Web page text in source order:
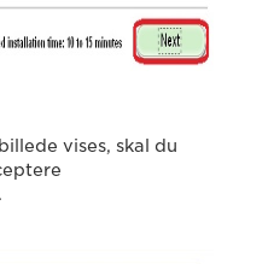
vises, skal du